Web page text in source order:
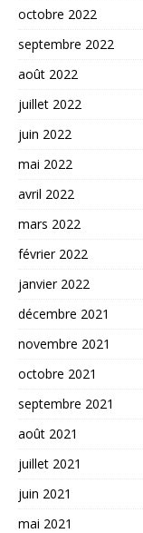
octobre 2022
septembre 2022
août 2022
juillet 2022
juin 2022
mai 2022
avril 2022
mars 2022
février 2022
janvier 2022
décembre 2021
novembre 2021
octobre 2021
septembre 2021
août 2021
juillet 2021
juin 2021
mai 2021